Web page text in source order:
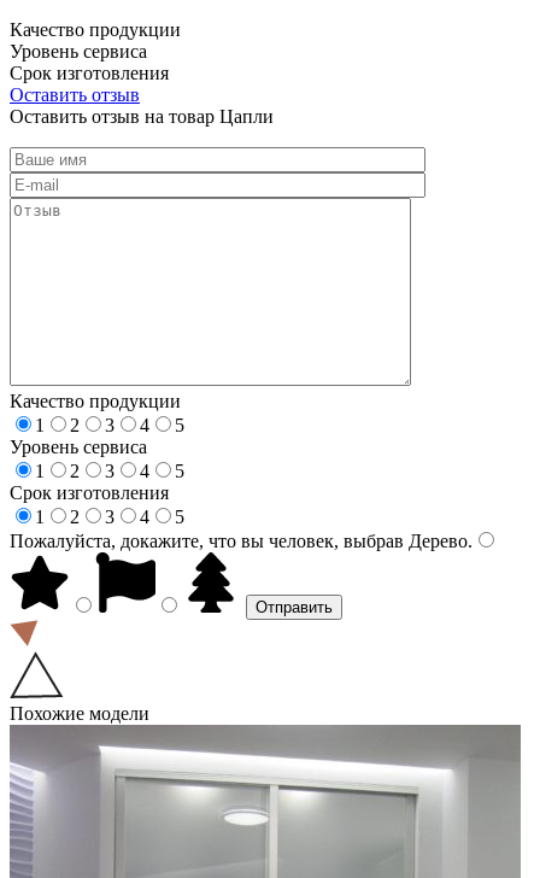
Качество продукции
Уровень сервиса
Срок изготовления
Оставить отзыв
Оставить отзыв на товар Цапли
Качество продукции
1
2 3 4
5
Уровень сервиса
1
2 3 4
5
Срок изготовления
1
2 3 4
5
Пожалуйста, докажите, что вы человек, выбрав Дерево.
Похожие модели